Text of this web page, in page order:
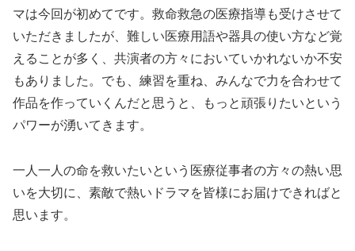
マは今回が初めてです。救命救急の医療指導も受けさせて
いただきましたが、難しい医療用語や器具の使い方など覚
えることが多く、共演者の方々においていかれないか不安
もありました。でも、練習を重ね、みんなで力を合わせて
作品を作っていくんだと思うと、もっと頑張りたいという
パワーが湧いてきます。
一人一人の命を救いたいという医療従事者の方々の熱い思
いを大切に、素敵で熱いドラマを皆様にお届けできればと
思います。